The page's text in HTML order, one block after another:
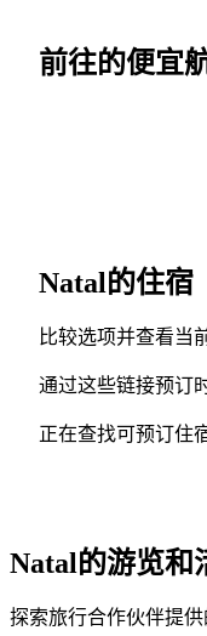
前往的便宜
Natal的住宿
比较选项并查看当
通过这些链接预订
正在查找可预订住
Natal的游览和
探索旅行合作伙伴提供